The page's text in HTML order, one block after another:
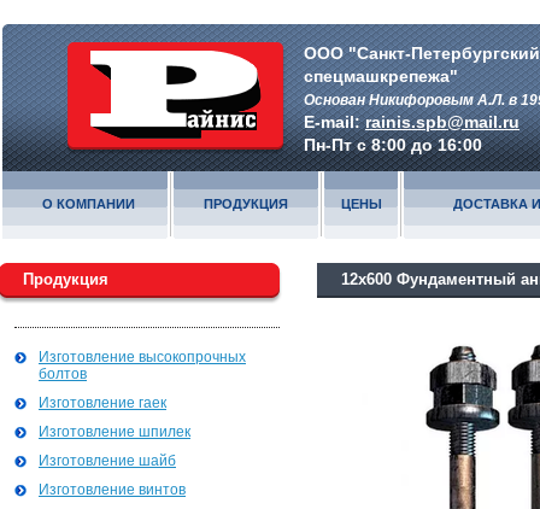
ООО "Санкт-
спецмашкрепежа"
Основан Никифоровым А.Л. в
E-mail:rainis.spb@mail.ru
Пн-Пт с 8:00 до 16:00
О КОМПАНИИ ПРОДУКЦИЯ ЦЕНЫ ДОСТАВКА
Продукция
Изготовление высокопрочных
болтов
Изготовление гаек
Изготовление шпилек
Изготовление шайб
Изготовление винтов
12х600 Фундаментный